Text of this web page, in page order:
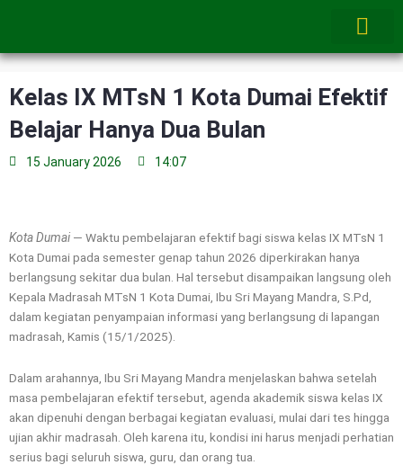
Kelas IX MTsN 1 Kota Dumai Efektif
Belajar Hanya Dua Bulan
15 January 2026 14:07
Kota Dumai — Waktu pembelajaran efektif bagi siswa kelas IX MTsN 1
Kota Dumai pada semester genap tahun 2026 diperkirakan hanya
berlangsung sekitar dua bulan. Hal tersebut disampaikan langsung oleh
Kepala Madrasah MTsN 1 Kota Dumai, Ibu Sri Mayang Mandra, S.Pd,
dalam kegiatan penyampaian informasi yang berlangsung di lapangan
madrasah, Kamis (15/1/2025).
Dalam arahannya, Ibu Sri Mayang Mandra menjelaskan bahwa setelah
masa pembelajaran efektif tersebut, agenda akademik siswa kelas IX
akan dipenuhi dengan berbagai kegiatan evaluasi, mulai dari tes hingga
ujian akhir madrasah. Oleh karena itu, kondisi ini harus menjadi perhatian
serius bagi seluruh siswa, guru, dan orang tua.